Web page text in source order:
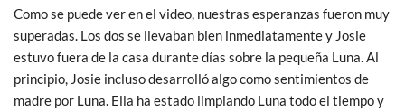
Como se puede ver en el video, nuestras esperanzas fueron muy
superadas. Los dos se llevaban bien inmediatamente y Josie
estuvo fuera de la casa durante días sobre la pequeña Luna. Al
principio, Josie incluso desarrolló algo como sentimientos de
madre por Luna. Ella ha estado limpiando Luna todo el tiempo y